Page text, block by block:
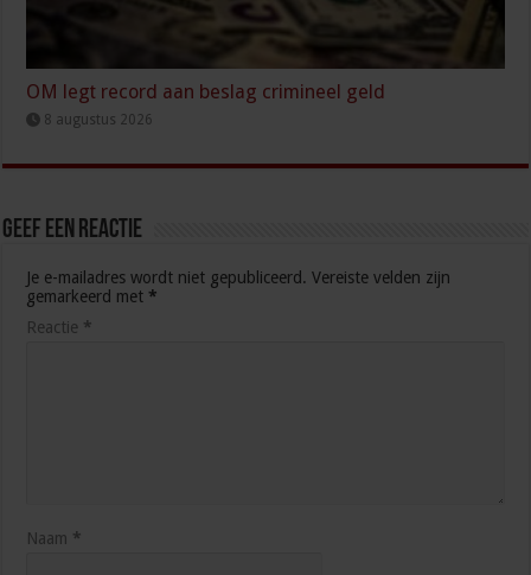
OM legt record aan beslag crimineel geld
8 augustus 2026
Geef een reactie
Je e-mailadres wordt niet gepubliceerd. Vereiste velden zijn
gemarkeerd met *
Reactie *
Naam *